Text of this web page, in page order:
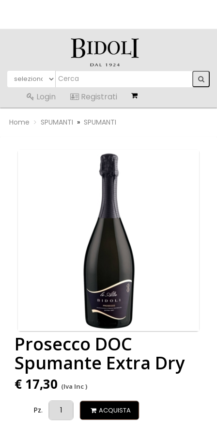
Login Registrati
Home SPUMANTI » SPUMANTI
Prosecco DOC
Spumante Extra Dry
€ 17,30 (Iva Inc )
Pz. ACQUISTA